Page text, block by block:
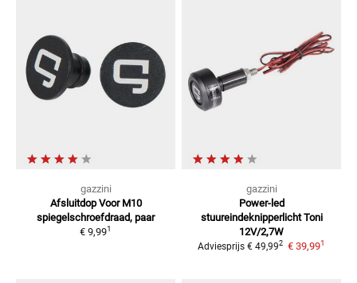
gazzini
Afsluitdop Voor M10
spiegelschroefdraad, paar
€ 9,991
gazzini
Power-led
stuureindeknipperlicht Toni
12V/2,7W
Adviesprijs € 49,992 € 39,991